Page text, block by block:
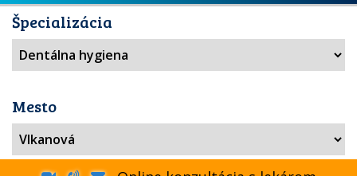
Špecializácia
Mesto